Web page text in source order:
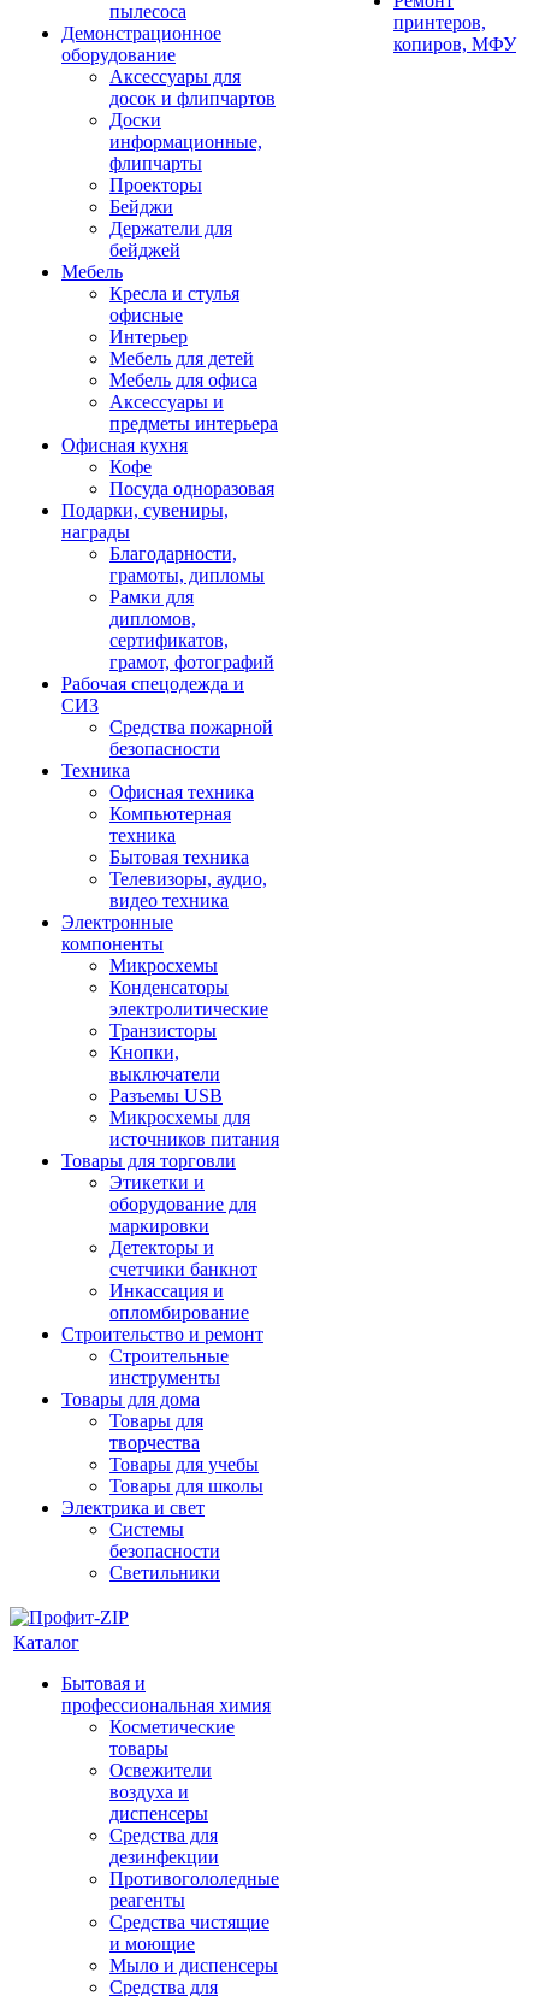
пылесоса
Демонстрационное
оборудование
Аксессуары для
досок и флипчартов
Доски
информационные,
флипчарты
Проекторы
Бейджи
Держатели для
бейджей
Мебель
Кресла и стулья
офисные
Интерьер
Мебель для детей
Мебель для офиса
Аксессуары и
предметы интерьера
Офисная кухня
Кофе
Посуда одноразовая
Подарки, сувениры,
награды
Благодарности,
грамоты, дипломы
Рамки для
дипломов,
сертификатов,
грамот, фотографий
Рабочая спецодежда и
СИЗ
Средства пожарной
безопасности
Техника
Офисная техника
Компьютерная
техника
Бытовая техника
Телевизоры, аудио,
видео техника
Электронные
компоненты
Микросхемы
Конденсаторы
электролитические
Транзисторы
Кнопки,
выключатели
Разъемы USB
Микросхемы для
источников питания
Товары для торговли
Этикетки и
оборудование для
маркировки
Детекторы и
счетчики банкнот
Инкассация и
опломбирование
Строительство и ремонт
Строительные
инструменты
Товары для дома
Товары для
творчества
Товары для учебы
Товары для школы
Электрика и свет
Системы
безопасности
Светильники
принтеров,
копиров, МФУ
Каталог
Бытовая и
профессиональная химия
Косметические
товары
Освежители
воздуха и
диспенсеры
Средства для
дезинфекции
Противогололедные
реагенты
Средства чистящие
и моющие
Мыло и диспенсеры
Средства для